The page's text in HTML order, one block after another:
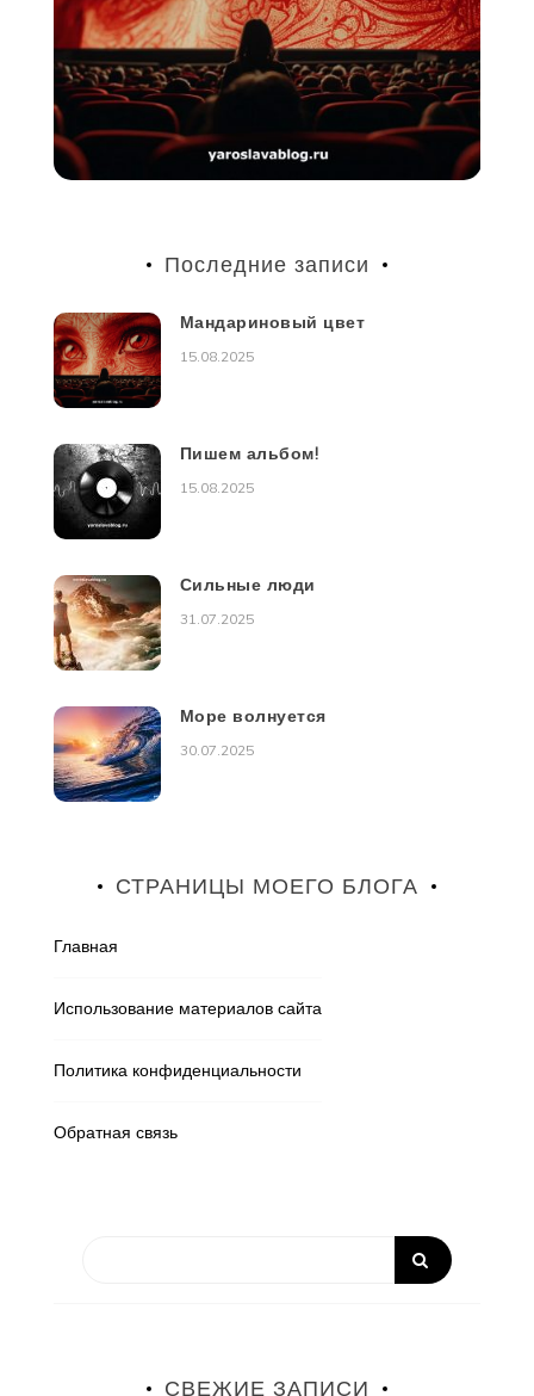
Последние записи
Мандариновый цвет
15.08.2025
Пишем альбом!
15.08.2025
Сильные люди
31.07.2025
Море волнуется
30.07.2025
СТРАНИЦЫ МОЕГО БЛОГА
Главная
Использование материалов сайта
Политика конфиденциальности
Обратная связь
СВЕЖИЕ ЗАПИСИ